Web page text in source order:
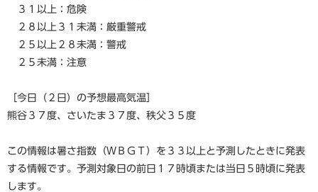
３１以上：危険
２８以上３１未満：厳重警戒
２５以上２８未満：警戒
２５未満：注意
［今日（２日）の予想最高気温］
熊谷３７度、さいたま３７度、秩父３５度
この情報は暑さ指数（ＷＢＧＴ）を３３以上と予測したときに発表
する情報です。予測対象日の前日１７時頃または当日５時頃に発表
します。